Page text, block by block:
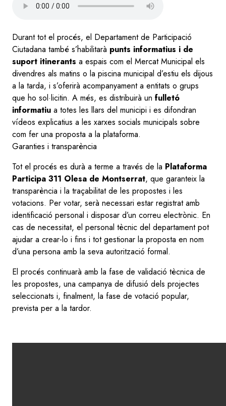
Durant tot el procés, el Departament de Participació
Ciutadana també s’habilitarà punts informatius i de
suport itinerants a espais com el Mercat Municipal els
divendres als matins o la piscina municipal d’estiu els dijous
a la tarda, i s’oferirà acompanyament a entitats o grups
que ho sol·licitin. A més, es distribuirà un fulletó
informatiu a totes les llars del municipi i es difondran
vídeos explicatius a les xarxes socials municipals sobre
com fer una proposta a la plataforma.
Garanties i transparència
Tot el procés es durà a terme a través de la Plataforma
Participa 311 Olesa de Montserrat, que garanteix la
transparència i la traçabilitat de les propostes i les
votacions. Per votar, serà necessari estar registrat amb
identificació personal i disposar d’un correu electrònic. En
cas de necessitat, el personal tècnic del departament pot
ajudar a crear-lo i fins i tot gestionar la proposta en nom
d’una persona amb la seva autorització formal.
El procés continuarà amb la fase de validació tècnica de
les propostes, una campanya de difusió dels projectes
seleccionats i, finalment, la fase de votació popular,
prevista per a la tardor.